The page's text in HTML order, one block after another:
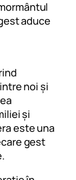
aduce
noi și
și
este una
gest